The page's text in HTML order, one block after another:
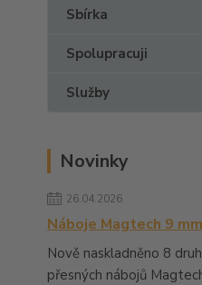
Sbírka
Spolupracuji
Služby
Novinky
26.04.2026
Náboje Magtech 9
Nově naskladněno 8
přesných nábojů